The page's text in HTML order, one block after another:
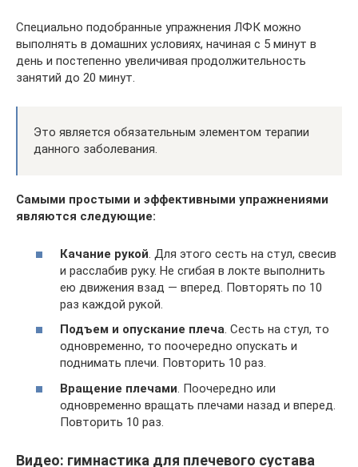
Специально подобранные упражнения ЛФК можно
выполнять в домашних условиях, начиная с 5 минут в
день и постепенно увеличивая продолжительность
занятий до 20 минут.
Это является обязательным элементом терапии
данного заболевания.
Самыми простыми и эффективными упражнениями
являются следующие:
Качание рукой . Для этого сесть на стул, свесив
и расслабив руку. Не сгибая в локте выполнить
ею движения взад — вперед. Повторять по 10
раз каждой рукой.
Подъем и опускание плеча. Сесть на стул, то
одновременно, то поочередно опускать и
поднимать плечи. Повторить 10 раз.
Вращение плечами . Поочередно или
одновременно вращать плечами назад и вперед.
Повторить 10 раз.
Видео: гимнастика для плечевого сустава